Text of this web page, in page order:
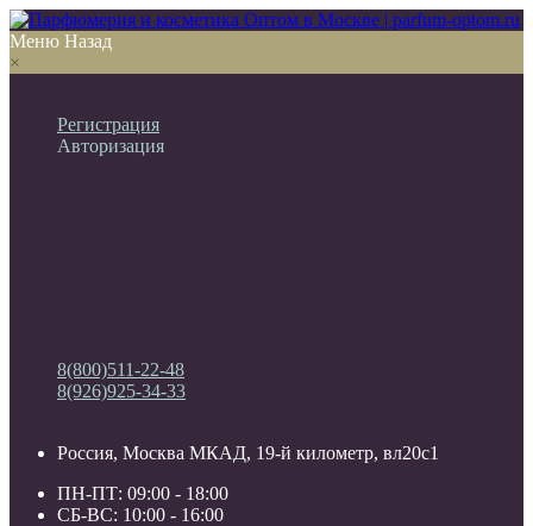
Меню Назад
×
Регистрация
Авторизация
8(800)511-22-48
8(926)925-34-33
Россия, Москва МКАД, 19-й километр, вл20с1
ПН-ПТ: 09:00 - 18:00
СБ-ВС: 10:00 - 16:00